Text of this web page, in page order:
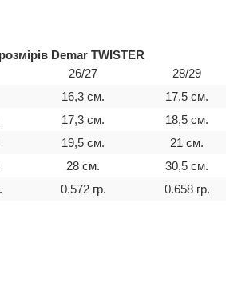
Demar TWISTER
26/27 28/29
16,3 см. 17,5 см.
17,3 cм. 18,5 см.
19,5 cм. 21 см.
28 cм. 30,5 см.
0.572 гр. 0.658 гр.